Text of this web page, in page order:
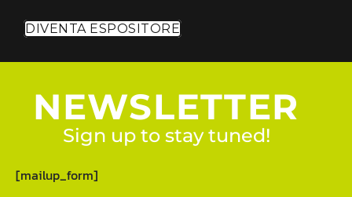
DIVENTA ESPOSITORE
NEWSLETTER
Sign up to stay tuned!
[mailup_form]